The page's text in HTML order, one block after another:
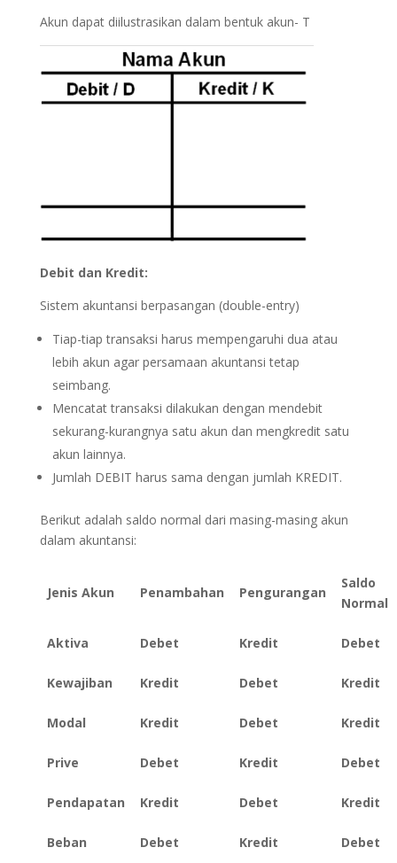
Akun dapat diilustrasikan dalam bentuk akun- T
Debit dan Kredit:
Sistem akuntansi berpasangan (double-entry)
Tiap-tiap transaksi harus mempengaruhi dua atau
lebih akun agar persamaan akuntansi tetap
seimbang.
Mencatat transaksi dilakukan dengan mendebit
sekurang-kurangnya satu akun dan mengkredit satu
akun lainnya.
Jumlah DEBIT harus sama dengan jumlah KREDIT.
Berikut adalah saldo normal dari masing-masing akun
dalam akuntansi:
Jenis Akun Penambahan Pengurangan
Saldo
Normal
Aktiva Debet Kredit Debet
Kewajiban Kredit Debet Kredit
Modal Kredit Debet Kredit
Prive Debet Kredit Debet
Pendapatan Kredit Debet Kredit
Beban Debet Kredit Debet